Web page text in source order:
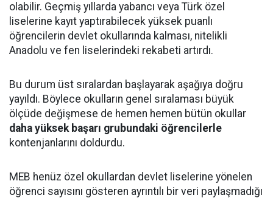
olabilir. Geçmiş yıllarda yabancı veya Türk özel
liselerine kayıt yaptırabilecek yüksek puanlı
öğrencilerin devlet okullarında kalması, nitelikli
Anadolu ve fen liselerindeki rekabeti artırdı.
Bu durum üst sıralardan başlayarak aşağıya doğru
yayıldı. Böylece okulların genel sıralaması büyük
ölçüde değişmese de hemen hemen bütün okullar
daha yüksek başarı grubundaki öğrencilerle
kontenjanlarını doldurdu.
MEB henüz özel okullardan devlet liselerine yönelen
öğrenci sayısını gösteren ayrıntılı bir veri paylaşmadığı